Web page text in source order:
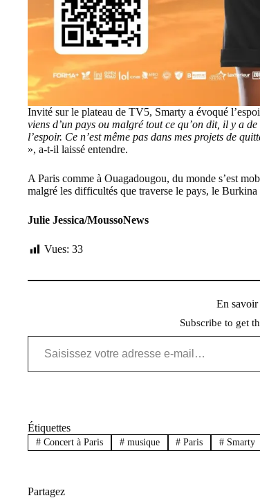
Invité sur le plateau de TV5, Smarty a évoqué
viens d’un pays ou malgré tout ce qu’on dit, il y a
l’espoir. Ce n’est même pas dans mes projets de
», a-t-il laissé entendre.
A Paris comme à Ouagadougou, du monde s’est
malgré les difficultés que traverse le pays, le
Julie Jessica/MoussoNews
Vues: 33
En
Subscribe to get
Saisissez votre adresse e-mail…
Étiquettes
#Concert à Paris #musique # Paris # Smarty
Partagez